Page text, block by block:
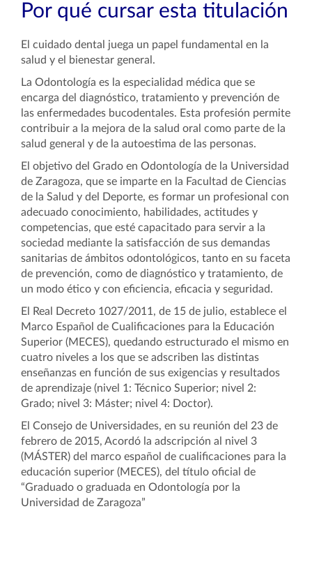
Por qué cursar esta titulación
El cuidado dental juega un papel fundamental en la
salud y el bienestar general.
La Odontología es la especialidad médica que se
encarga del diagnóstico, tratamiento y prevención de
las enfermedades bucodentales. Esta profesión permite
contribuir a la mejora de la salud oral como parte de la
salud general y de la autoestima de las personas.
El objetivo del Grado en Odontología de la Universidad
de Zaragoza, que se imparte en la Facultad de Ciencias
de la Salud y del Deporte, es formar un profesional con
adecuado conocimiento, habilidades, actitudes y
competencias, que esté capacitado para servir a la
sociedad mediante la satisfacción de sus demandas
sanitarias de ámbitos odontológicos, tanto en su faceta
de prevención, como de diagnóstico y tratamiento, de
un modo ético y con eficiencia, eficacia y seguridad.
El Real Decreto 1027/2011, de 15 de julio, establece el
Marco Español de Cualificaciones para la Educación
Superior (MECES), quedando estructurado el mismo en
cuatro niveles a los que se adscriben las distintas
enseñanzas en función de sus exigencias y resultados
de aprendizaje (nivel 1: Técnico Superior; nivel 2:
Grado; nivel 3: Máster; nivel 4: Doctor).
El Consejo de Universidades, en su reunión del 23 de
febrero de 2015, Acordó la adscripción al nivel 3
(MÁSTER) del marco español de cualificaciones para la
educación superior (MECES), del título oficial de
“Graduado o graduada en Odontología por la
Universidad de Zaragoza”